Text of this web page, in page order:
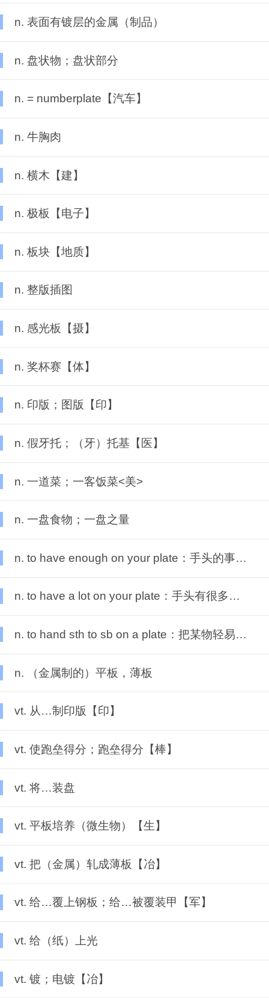
n. 表面有镀层的金属（制品）
n. 盘状物；盘状部分
n. = numberplate【汽车】
n. 牛胸肉
n. 横木【建】
n. 极板【电子】
n. 板块【地质】
n. 整版插图
n. 感光板【摄】
n. 奖杯赛【体】
n. 印版；图版【印】
n. 假牙托；（牙）托基【医】
n. 一道菜；一客饭菜<美>
n. 一盘食物；一盘之量
n. to have enough on your plate：手头的事情已经够多了
n. to have a lot on your plate：手头有很多事情
n. to hand sth to sb on a plate：把某物轻易送到某人手中
n. （金属制的）平板，薄板
vt. 从…制印版【印】
vt. 使跑垒得分；跑垒得分【棒】
vt. 将…装盘
vt. 平板培养（微生物）【生】
vt. 把（金属）轧成薄板【冶】
vt. 给…覆上钢板；给…被覆装甲【军】
vt. 给（纸）上光
vt. 镀；电镀【冶】